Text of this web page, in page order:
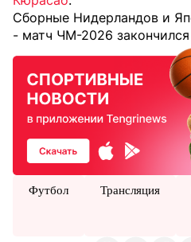
Сборные Нидерландов и
- матч ЧМ-2026
Футбол Трансляция